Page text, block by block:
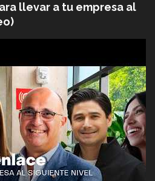
llevar a tu empresa al